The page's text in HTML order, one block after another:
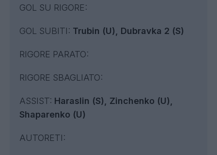
GOL SU RIGORE:
GOL SUBITI: Trubin (U), Dubravka 2 (S)
RIGORE PARATO:
RIGORE SBAGLIATO:
ASSIST: Haraslin (S), Zinchenko (U),
Shaparenko (U)
AUTORETI: